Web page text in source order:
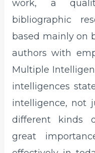
work, a
bibliographic
based mainly on
authors with
Multiple
intelligences
intelligence, not
different kinds
great